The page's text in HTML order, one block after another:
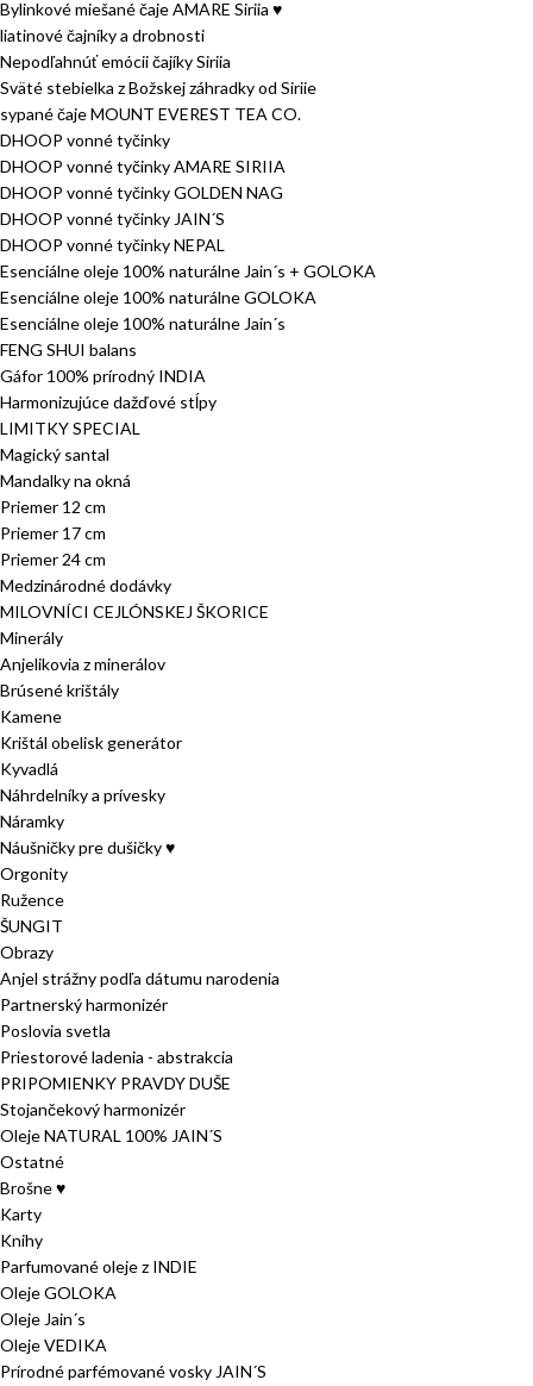
Bylinkové miešané čaje AMARE Siriia ♥
liatinové čajníky a drobnosti
Nepodľahnúť emócii čajíky Siriia
Sväté stebielka z Božskej záhradky od Siriie
sypané čaje MOUNT EVEREST TEA CO.
DHOOP vonné tyčinky
DHOOP vonné tyčinky AMARE SIRIIA
DHOOP vonné tyčinky GOLDEN NAG
DHOOP vonné tyčinky JAIN´S
DHOOP vonné tyčinky NEPAL
Esenciálne oleje 100% naturálne Jain´s + GOLOKA
Esenciálne oleje 100% naturálne GOLOKA
Esenciálne oleje 100% naturálne Jain´s
FENG SHUI balans
Gáfor 100% prírodný INDIA
Harmonizujúce dažďové stĺpy
LIMITKY SPECIAL
Magický santal
Mandalky na okná
Priemer 12 cm
Priemer 17 cm
Priemer 24 cm
Medzinárodné dodávky
MILOVNÍCI CEJLÓNSKEJ ŠKORICE
Minerály
Anjelikovia z minerálov
Brúsené krištály
Kamene
Krištál obelisk generátor
Kyvadlá
Náhrdelníky a prívesky
Náramky
Náušničky pre dušičky ♥
Orgonity
Ružence
ŠUNGIT
Obrazy
Anjel strážny podľa dátumu narodenia
Partnerský harmonizér
Poslovia svetla
Priestorové ladenia - abstrakcia
PRIPOMIENKY PRAVDY DUŠE
Stojančekový harmonizér
Oleje NATURAL 100% JAIN´S
Ostatné
Brošne ♥
Karty
Knihy
Parfumované oleje z INDIE
Oleje GOLOKA
Oleje Jain´s
Oleje VEDIKA
Prírodné parfémované vosky JAIN´S